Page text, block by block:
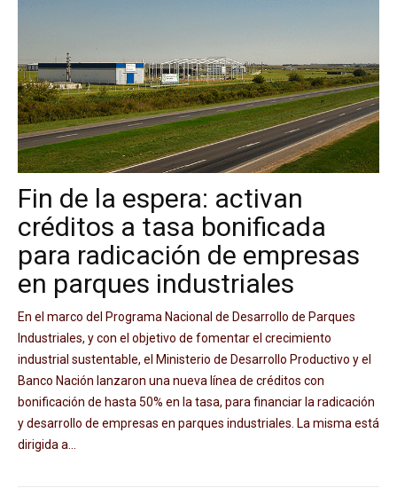
Fin de la espera: activan
créditos a tasa bonificada
para radicación de empresas
en parques industriales
En el marco del Programa Nacional de Desarrollo de Parques
Industriales, y con el objetivo de fomentar el crecimiento
industrial sustentable, el Ministerio de Desarrollo Productivo y el
Banco Nación lanzaron una nueva línea de créditos con
bonificación de hasta 50% en la tasa, para financiar la radicación
y desarrollo de empresas en parques industriales. La misma está
dirigida a...